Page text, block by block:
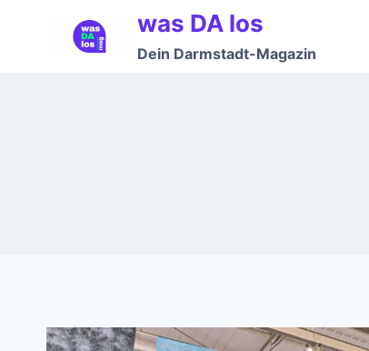
was DA los
Dein Darmstadt-Magazin